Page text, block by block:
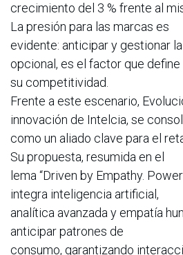
crecimiento del 3 % frente al
La presión para las marcas es
evidente: anticipar y gestionar
opcional, es el factor que define
su competitividad.
Frente a este escenario,
innovación de Intelcia, se
como un aliado clave para el
Su propuesta, resumida en el
lema “Driven by Empathy.
integra inteligencia artificial,
analítica avanzada y empatía
anticipar patrones de
consumo, garantizando